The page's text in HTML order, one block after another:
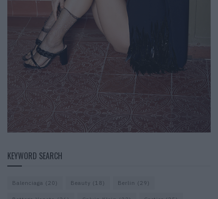
KEYWORD SEARCH
Balenciaga (20) Beauty (18) Berlin (29)